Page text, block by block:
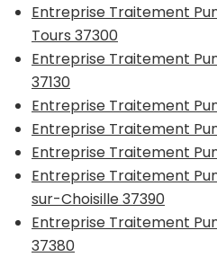
Entreprise Traitement
Tours 37300
Entreprise Traitement
37130
Entreprise Traitement
Entreprise Traitement
Entreprise Traitement
Entreprise Traitement
sur-Choisille 37390
Entreprise Traitement
37380